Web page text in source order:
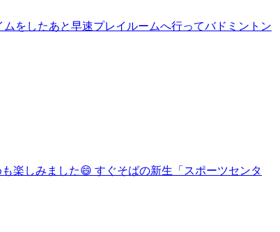
をしたあと早速プレイルームへ行ってバドミントン
楽しみました😄 すぐそばの新生「スポーツセンタ